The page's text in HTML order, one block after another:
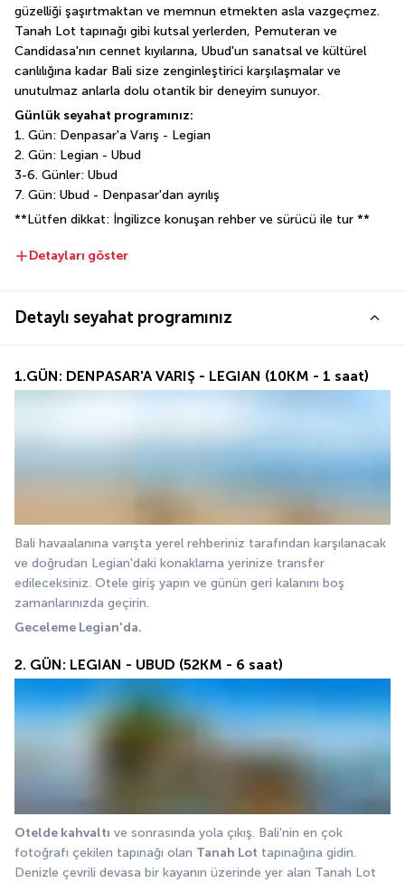
güzelliği şaşırtmaktan ve memnun etmekten asla vazgeçmez.
Tanah Lot tapınağı gibi kutsal yerlerden, Pemuteran ve
Candidasa'nın cennet kıyılarına, Ubud'un sanatsal ve kültürel
canlılığına kadar Bali size zenginleştirici karşılaşmalar ve
unutulmaz anlarla dolu otantik bir deneyim sunuyor.
Günlük seyahat programınız:
1. Gün: Denpasar'a Varış - Legian
2. Gün: Legian - Ubud
3-6. Günler: Ubud
7. Gün: Ubud - Denpasar'dan ayrılış
**Lütfen dikkat: İngilizce konuşan rehber ve sürücü ile tur **
Detayları göster
Detaylı seyahat programınız
1.GÜN: DENPASAR'A VARIŞ - LEGIAN (10KM - 1 saat)
Bali havaalanına varışta yerel rehberiniz tarafından karşılanacak
ve doğrudan Legian'daki konaklama yerinize transfer
edileceksiniz. Otele giriş yapın ve günün geri kalanını boş
zamanlarınızda geçirin.
Geceleme Legian'da.
2. GÜN: LEGIAN - UBUD (52KM - 6 saat)
Otelde kahvaltı ve sonrasında yola çıkış. Bali'nin en çok
fotoğrafı çekilen tapınağı olan Tanah Lot tapınağına gidin.
Denizle çevrili devasa bir kayanın üzerinde yer alan Tanah Lot